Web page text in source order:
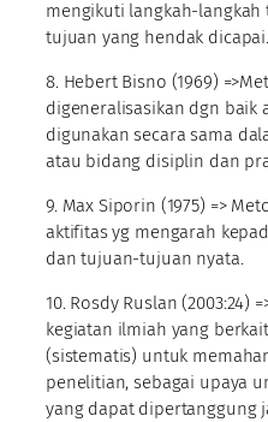
mengikuti langkah-
tujuan yang hendak dicapai.
8. Hebert Bisno (1969)
digeneralisasikan dgn baik
digunakan secara sama
atau bidang disiplin dan
9. Max Siporin (1975) =>
aktifitas yg mengarah
dan tujuan-tujuan nyata.
10. Rosdy Ruslan (2003:24)
kegiatan ilmiah yang
(sistematis) untuk
penelitian, sebagai upaya
yang dapat dipertanggung